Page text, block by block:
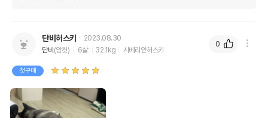
단비허스키
2023.08.30
단비(암컷) 6살 32.1kg 시베리안허스키
첫구매
0